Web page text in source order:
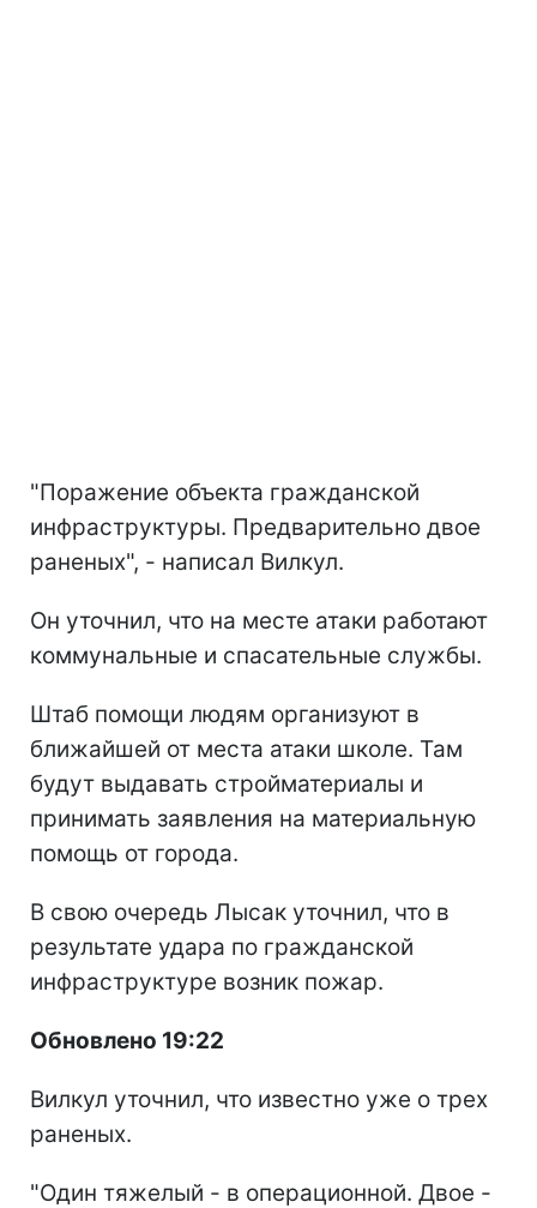
"Поражение объекта гражданской
инфраструктуры. Предварительно двое
раненых", - написал Вилкул.
Он уточнил, что на месте атаки работают
коммунальные и спасательные службы.
Штаб помощи людям организуют в
ближайшей от места атаки школе. Там
будут выдавать стройматериалы и
принимать заявления на материальную
помощь от города.
В свою очередь Лысак уточнил, что в
результате удара по гражданской
инфраструктуре возник пожар.
Обновлено 19:22
Вилкул уточнил, что известно уже о трех
раненых.
"Один тяжелый - в операционной. Двое -